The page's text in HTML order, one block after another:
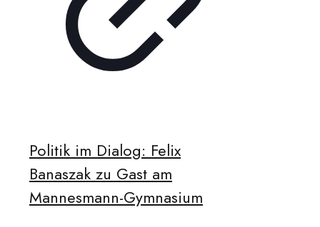
Politik im Dialog: Felix
Banaszak zu Gast am
Mannesmann-Gymnasium